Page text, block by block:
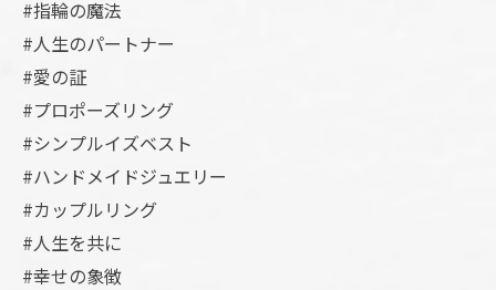
#指輪の魔法
#人生のパートナー
#愛の証
#プロポーズリング
#シンプルイズベスト
#ハンドメイドジュエリー
#カップルリング
#人生を共に
#幸せの象徴